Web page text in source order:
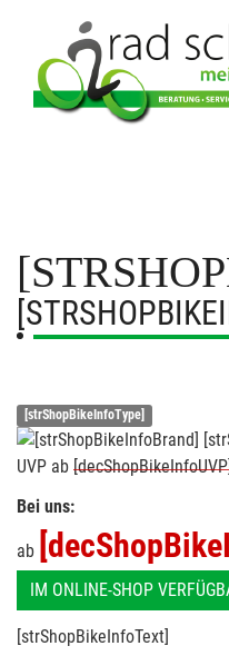
[strShopBikeInfoType]
UVP ab
Bei uns:
ab
IM ONLINE-SHOP
[strShopBikeInfoText]